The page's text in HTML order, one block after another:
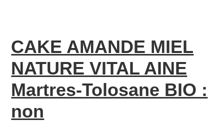
CAKE AMANDE MIEL
NATURE VITAL AINE
Martres-Tolosane BIO :
non